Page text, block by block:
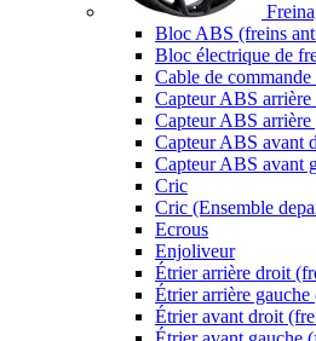
Bloc ABS (freins
Bloc électrique de
Cable de
Capteur ABS
Capteur ABS arrière
Capteur ABS avant
Capteur ABS avant
Cric
Cric (Ensemble
Ecrous
Enjoliveur
Étrier arrière droit
Étrier arrière gauche
Étrier avant droit